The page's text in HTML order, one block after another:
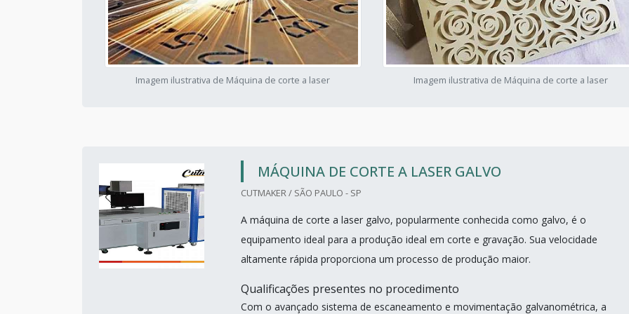
Imagem ilustrativa de Máquina de corte a laser Imagem ilustrativa de Máquina de corte a laser
MÁQUINA DE CORTE A LASER GALVO
CUTMAKER / SÃO PAULO - SP
A máquina de corte a laser galvo, popularmente conhecida como galvo, é o
equipamento ideal para a produção ideal em corte e gravação. Sua velocidade
altamente rápida proporciona um processo de produção maior.
Qualificações presentes no procedimento
Com o avançado sistema de escaneamento e movimentação galvanométrica, a